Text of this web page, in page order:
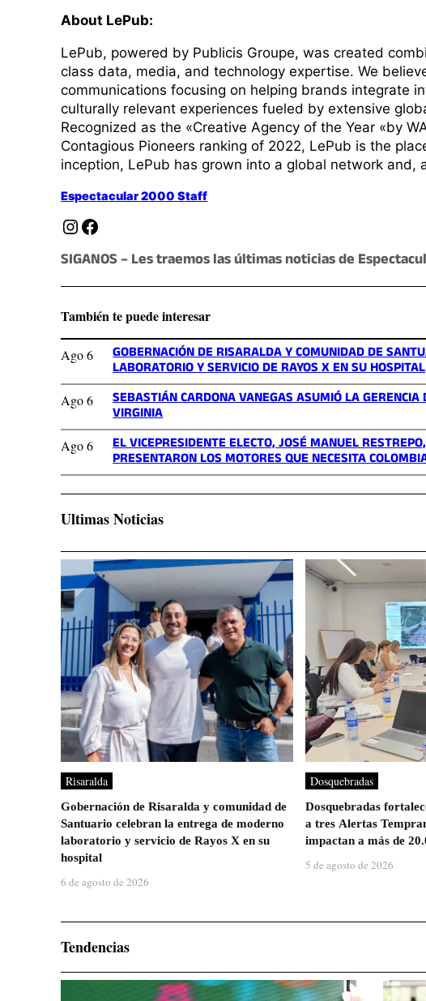
About LePub:
LePub, powered by Publicis Groupe, was created
class data, media, and technology expertise. We
communications focusing on helping brands integrate
culturally relevant experiences fueled by extensive
Recognized as the «Creative Agency of the Year «by
Contagious Pioneers ranking of 2022, LePub is the
inception, LePub has grown into a global network and,
Espectacular 2000 Staff
Instagram Facebook
SIGANOS – Les traemos las últimas noticias de
También te puede interesar
Ago 6 GOBERNACIÓN DE RISARALDA Y COMUNIDAD DE
LABORATORIO Y SERVICIO DE RAYOS X EN SU HOSPITAL
Ago 6 SEBASTIÁN CARDONA VANEGAS ASUMIÓ LA
VIRGINIA
Ago 6 EL VICEPRESIDENTE ELECTO, JOSÉ MANUEL
PRESENTARON LOS MOTORES QUE NECESITA
Ultimas Noticias
Risaralda
Gobernación de Risaralda y comunidad de
Santuario celebran la entrega de moderno
laboratorio y servicio de Rayos X en su
hospital
6 de agosto de 2026
Dosquebradas
Dosquebradas
a tres Alertas
impactan a más de
5 de agosto de 2026
Tendencias